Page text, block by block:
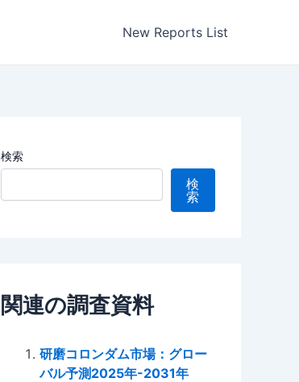
New Reports List
検索
検
索
関連の調査資料
研磨コロンダム市場：グロー
バル予測2025年-2031年